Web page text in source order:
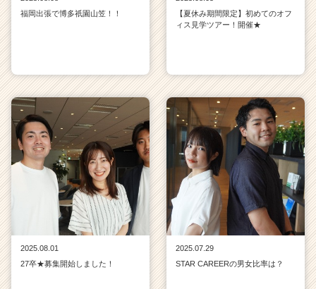
福岡出張で博多祇園山笠！！
【夏休み期間限定】初めてのオフ
ィス見学ツアー！開催★
2025.08.01
27卒★募集開始しました！
2025.07.29
STAR CAREERの男女比率は？